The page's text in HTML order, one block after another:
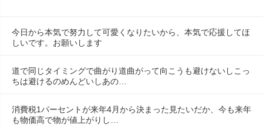
今日から本気で努力して可愛くなりたいから、本気で応援してほ
しいです。お願いします
道で同じタイミングで曲がり道曲がって向こうも避けないしこっ
ちは避けるのめんどいしあの…
消費税1パーセントが来年4月から決まった見たいだか、今も来年
も物価高で物が値上がりし…